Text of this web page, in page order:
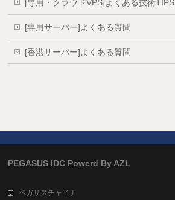
[専用・クラウドVPS]よくある技術TIPS
[専用サーバー]よくある質問
[香港サーバー]よくある質問
PEGASUS IDC Powerd By AZL
ペガサスチャイナ